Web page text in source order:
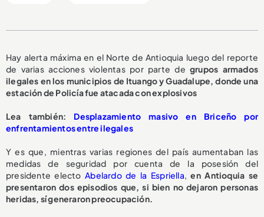
Hay alerta máxima en el Norte de Antioquia luego del reporte
de varias acciones violentas por parte degrupos armados
ilegales en los municipios de Ituango y Guadalupe, donde una
estación de Policía fue atacada con explosivos
Lea también: Desplazamiento masivo en Briceño por
enfrentamientos entre ilegales
Y es que, mientras varias regiones del país aumentaban las
medidas de seguridad por cuenta de la posesión del
presidente electoAbelardo de la Espriella, en Antioquia se
presentaron dos episodios que, si bien no dejaron personas
heridas, sí generaron preocupación.